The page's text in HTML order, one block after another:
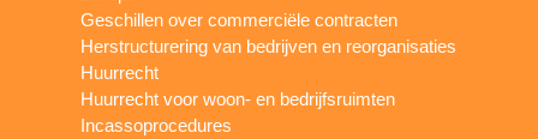
Geschillen over commerciële contracten
Herstructurering van bedrijven en reorganisaties
Huurrecht
Huurrecht voor woon- en bedrijfsruimten
Incassoprocedures